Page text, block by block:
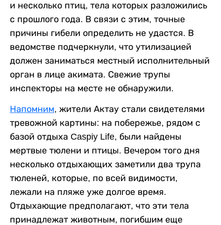
и несколько птиц, тела которых разложились
с прошлого года. В связи с этим, точные
причины гибели определить не удастся. В
ведомстве подчеркнули, что утилизацией
должен заниматься местный исполнительный
орган в лице акимата. Свежие трупы
инспекторы на месте не обнаружили.
Напомним, жители Актау стали свидетелями
тревожной картины: на побережье, рядом с
базой отдыха Caspiy Life, были найдены
мертвые тюлени и птицы. Вечером того дня
несколько отдыхающих заметили два трупа
тюленей, которые, по всей видимости,
лежали на пляже уже долгое время.
Отдыхающие предполагают, что эти тела
принадлежат животным, погибшим еще